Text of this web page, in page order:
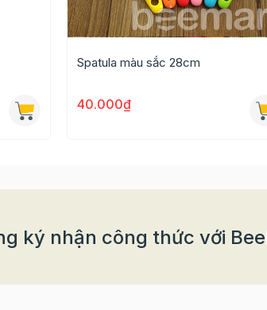
Spatula màu sắc 28cm
40.000₫
ký nhận công thức với Bee